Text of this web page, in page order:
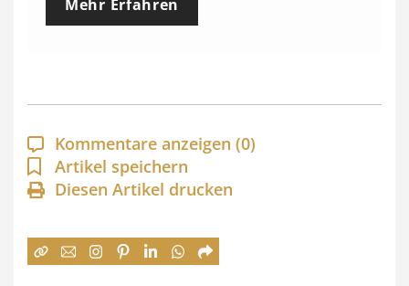
p
a
n
n
:
Mehr Erfahren
Kommentare anzeigen (0)
Artikel speichern
Diesen Artikel drucken